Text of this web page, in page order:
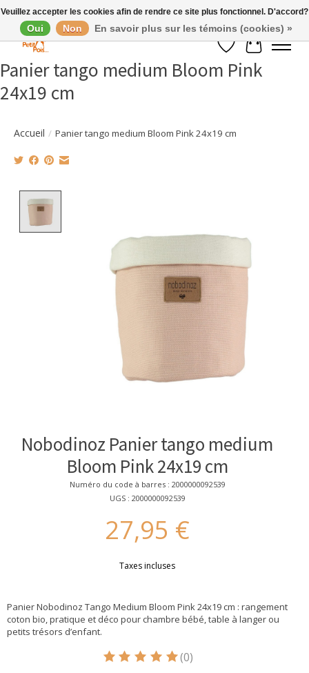
Liste de souhaits
Panier
Panier tango medium Bloom Pink
24x19 cm
Accueil / Panier tango medium Bloom Pink 24x19 cm
Nobodinoz Panier tango medium
Bloom Pink 24x19 cm
Numéro du code à barres : 2000000092539
UGS : 2000000092539
27,95 €
Taxes incluses
Panier Nobodinoz Tango Medium Bloom Pink 24x19 cm : rangement
coton bio, pratique et déco pour chambre bébé, table à langer ou
petits trésors d’enfant.
Ce produit est évalué à
(0)
Veuillez accepter les cookies afin de rendre ce site plus fonctionnel. D'accord?
Oui Non En savoir plus sur les témoins (cookies) »